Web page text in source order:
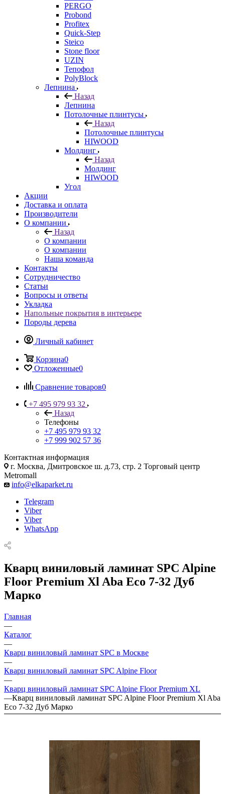
PERGO
Probond
Profitex
Quick-Step
Steico
Stone floor
UZIN
Тепофол
PolyBlock
Лепнина
Назад
Лепнина
Потолочные плинтусы
Назад
Потолочные плинтусы
HIWOOD
Молдинг
Назад
Молдинг
HIWOOD
Угол
Акции
Доставка и оплата
Производители
О компании
Назад
О компании
О компании
Наша команда
Контакты
Сотрудничество
Статьи
Вопросы и ответы
Укладка
Напольные покрытия в интерьере
Породы дерева
Личный кабинет
Корзина0
Отложенные0
Сравнение товаров0
+7 495 979 93 32
Назад
Телефоны
+7 495 979 93 32
+7 999 902 57 36
Контактная информация
г. Москва, Дмитровское ш. д.73, стр. 2 Торговый центр
Metromall
info@elkaparket.ru
Telegram
Viber
Viber
WhatsApp
Кварц виниловый ламинат SPC Alpine
Floor Premium Xl Aba Eco 7-32 Дуб
Марко
Главная
—
Каталог
—
Кварц виниловый ламинат SPC в Москве
—
Кварц виниловый ламинат SPC Alpine Floor
—
Кварц виниловый ламинат SPC Alpine Floor Premium XL
—Кварц виниловый ламинат SPC Alpine Floor Premium Xl Aba
Eco 7-32 Дуб Марко